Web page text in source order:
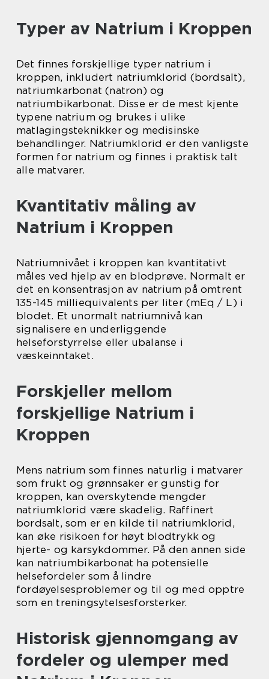
Typer av Natrium i Kroppen
Det finnes forskjellige typer natrium i
kroppen, inkludert natriumklorid (bordsalt),
natriumkarbonat (natron) og
natriumbikarbonat. Disse er de mest kjente
typene natrium og brukes i ulike
matlagingsteknikker og medisinske
behandlinger. Natriumklorid er den vanligste
formen for natrium og finnes i praktisk talt
alle matvarer.
Kvantitativ måling av
Natrium i Kroppen
Natriumnivået i kroppen kan kvantitativt
måles ved hjelp av en blodprøve. Normalt er
det en konsentrasjon av natrium på omtrent
135-145 milliequivalents per liter (mEq / L) i
blodet. Et unormalt natriumnivå kan
signalisere en underliggende
helseforstyrrelse eller ubalanse i
væskeinntaket.
Forskjeller mellom
forskjellige Natrium i
Kroppen
Mens natrium som finnes naturlig i matvarer
som frukt og grønnsaker er gunstig for
kroppen, kan overskytende mengder
natriumklorid være skadelig. Raffinert
bordsalt, som er en kilde til natriumklorid,
kan øke risikoen for høyt blodtrykk og
hjerte- og karsykdommer. På den annen side
kan natriumbikarbonat ha potensielle
helsefordeler som å lindre
fordøyelsesproblemer og til og med opptre
som en treningsytelsesforsterker.
Historisk gjennomgang av
fordeler og ulemper med